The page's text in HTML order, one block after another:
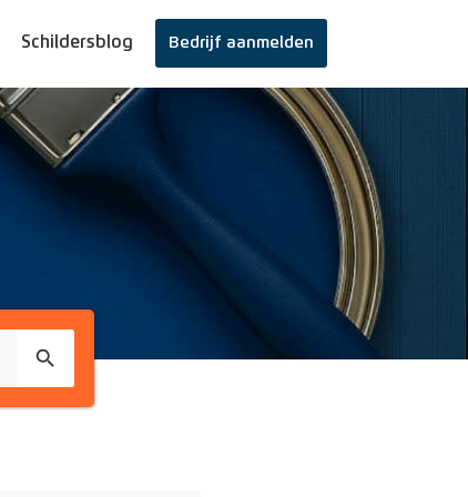
Schildersblog Bedrijf aanmelden
search